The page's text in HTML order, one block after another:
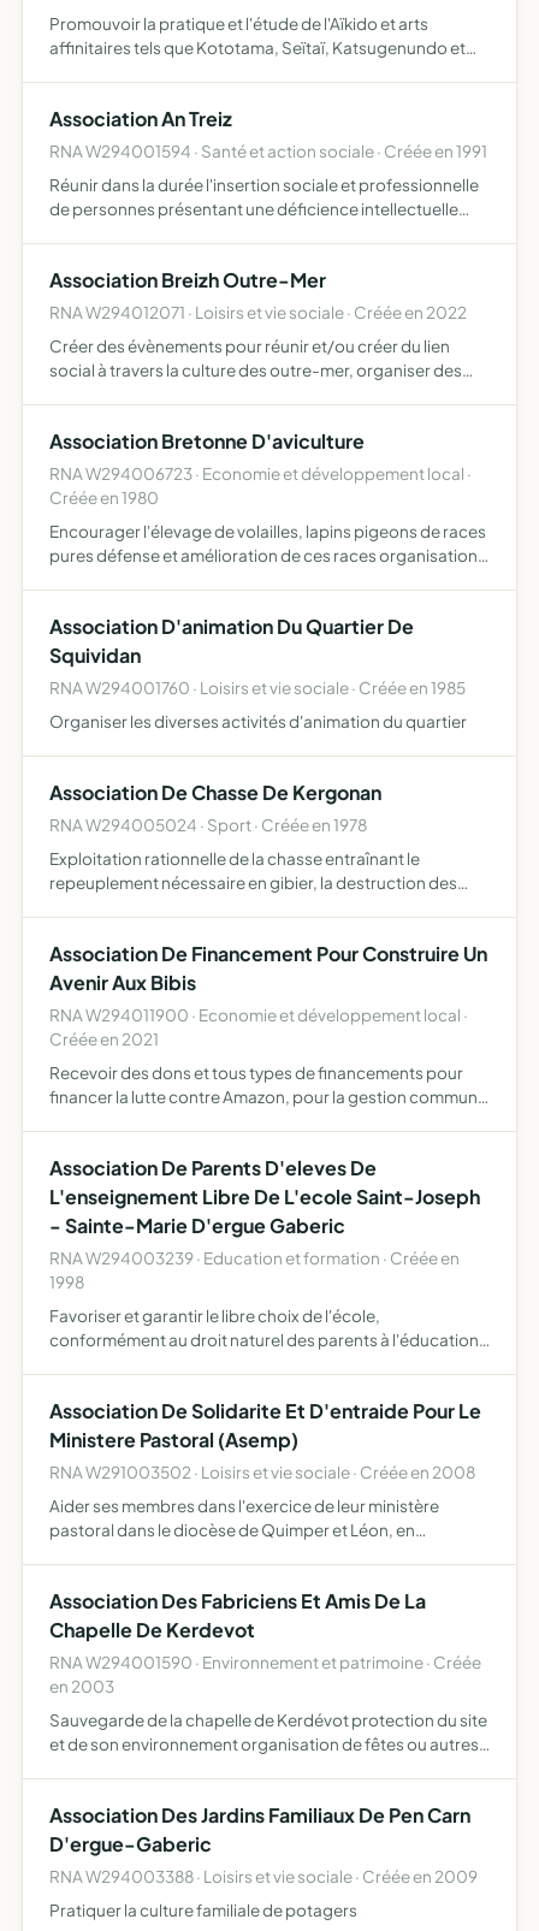
Promouvoir la pratique et l'étude de l'Aïkido et arts
affinitaires tels que Kototama, Seïtaï, Katsugenundo et
Association An Treiz
RNA W294001594 · Santé et action sociale · Créée en 1991
Réunir dans la durée l'insertion sociale et professionnelle
de personnes présentant une déficience intellectuelle
Association Breizh Outre-Mer
RNA W294012071 · Loisirs et vie sociale · Créée en 2022
Créer des évènements pour réunir et/ou créer du lien
social à travers la culture des outre-mer, organiser des
Association Bretonne D'aviculture
RNA W294006723 · Economie et développement local ·
Créée en 1980
Encourager l'élevage de volailles, lapins pigeons de races
pures défense et amélioration de ces races organisation,
Association D'animation Du Quartier De
Squividan
RNA W294001760 · Loisirs et vie sociale · Créée en 1985
Organiser les diverses activités d'animation du quartier
Association De Chasse De Kergonan
RNA W294005024 · Sport · Créée en 1978
Exploitation rationnelle de la chasse entraînant le
repeuplement nécessaire en gibier, la destruction des
Association De Financement Pour Construire Un
Avenir Aux Bibis
RNA W294011900 · Economie et développement local ·
Créée en 2021
Recevoir des dons et tous types de financements pour
financer la lutte contre Amazon, pour la gestion commune
Association De Parents D'eleves De
L'enseignement Libre De L'ecole Saint-Joseph
- Sainte-Marie D'ergue Gaberic
RNA W294003239 · Education et formation · Créée en
1998
Favoriser et garantir le libre choix de l'école,
conformément au droit naturel des parents à l'éducation
catholiq…
Association De Solidarite Et D'entraide Pour Le
Ministere Pastoral (Asemp)
RNA W291003502 · Loisirs et vie sociale · Créée en 2008
Aider ses membres dans l'exercice de leur ministère
pastoral dans le diocèse de Quimper et Léon, en
confraternité, …
Association Des Fabriciens Et Amis De La
Chapelle De Kerdevot
RNA W294001590 · Environnement et patrimoine · Créée
en 2003
Sauvegarde de la chapelle de Kerdévot protection du site
et de son environnement organisation de fêtes ou autres
Association Des Jardins Familiaux De Pen Carn
D'ergue-Gaberic
RNA W294003388 · Loisirs et vie sociale · Créée en 2009
Pratiquer la culture familiale de potagers